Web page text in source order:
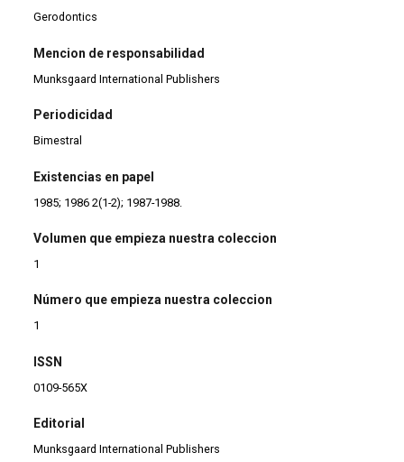
Gerodontics
Mencion de responsabilidad
Munksgaard International Publishers
Periodicidad
Bimestral
Existencias en papel
1985; 1986 2(1-2); 1987-1988.
Volumen que empieza nuestra coleccion
1
Número que empieza nuestra coleccion
1
ISSN
0109-565X
Editorial
Munksgaard International Publishers